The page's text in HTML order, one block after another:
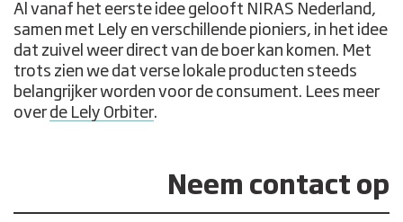
Al vanaf het eerste idee gelooft NIRAS Nederland,
samen met Lely en verschillende pioniers, in het idee
dat zuivel weer direct van de boer kan komen. Met
trots zien we dat verse lokale producten steeds
belangrijker worden voor de consument. Lees meer
overde Lely Orbiter.
Neem contact op